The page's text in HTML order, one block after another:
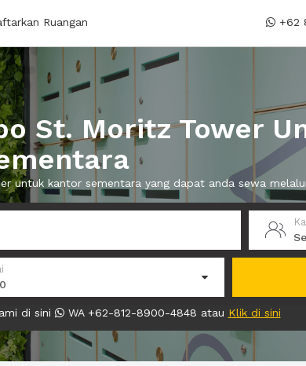
Ruangan +62
St. Moritz Tower
untuk kantor sementara yang dapat anda sewa melalui
di sini WA +62-812-8900-4848 atau Klik di sini